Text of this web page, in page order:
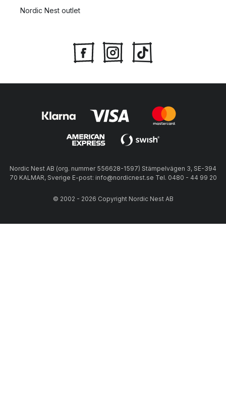
Nordic Nest outlet
Nordic Nest AB (org. nummer 556628-1597) Stämpelvägen 3, SE-394
70 KALMAR, Sverige E-post: info@nordicnest.se Tel. 0480 - 44 99 20
© 2002 - 2026 Copyright Nordic Nest AB